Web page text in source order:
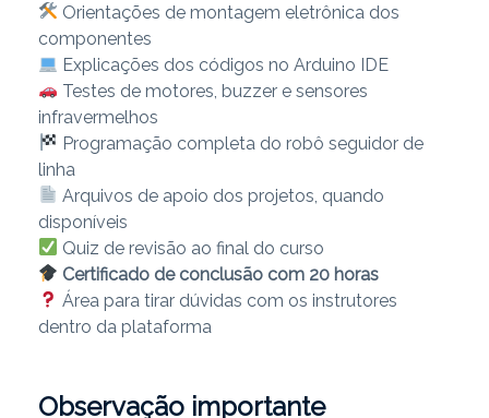
Orientações de montagem eletrônica dos
componentes
Explicações dos códigos no Arduino IDE
Testes de motores, buzzer e sensores
infravermelhos
Programação completa do robô seguidor de
linha
Arquivos de apoio dos projetos, quando
disponíveis
Quiz de revisão ao final do curso
Certificado de conclusão com 20 horas
Área para tirar dúvidas com os instrutores
dentro da plataforma
Observação importante